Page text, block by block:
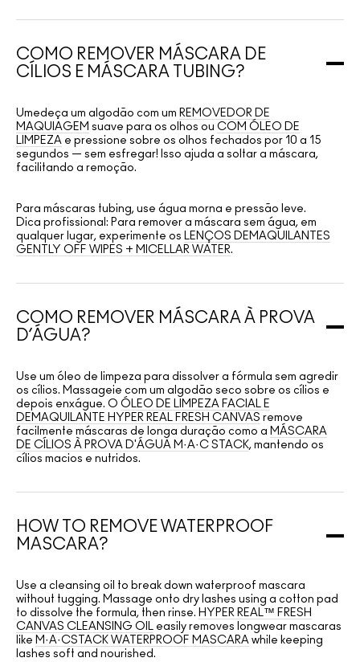
COMO REMOVER MÁSCARA DE
CÍLIOS E MÁSCARA TUBING?
Umedeça um algodão com um REMOVEDOR DE
MAQUIAGEM suave para os olhos ou COM ÓLEO DE
LIMPEZA e pressione sobre os olhos fechados por 10 a 15
segundos — sem esfregar! Isso ajuda a soltar a máscara,
facilitando a remoção.
Para máscaras tubing, use água morna e pressão leve.
Dica profissional: Para remover a máscara sem água, em
qualquer lugar, experimente os LENÇOS DEMAQUILANTES
GENTLY OFF WIPES + MICELLAR WATER.
COMO REMOVER MÁSCARA À PROVA
D’ÁGUA?
Use um óleo de limpeza para dissolver a fórmula sem agredir
os cílios. Massageie com um algodão seco sobre os cílios e
depois enxágue. O ÓLEO DE LIMPEZA FACIAL E
DEMAQUILANTE HYPER REAL FRESH CANVAS remove
facilmente máscaras de longa duração como a MÁSCARA
DE CÍLIOS À PROVA D'ÁGUA M·A·C STACK, mantendo os
cílios macios e nutridos.
HOW TO REMOVE WATERPROOF
MASCARA?
Use a cleansing oil to break down waterproof mascara
without tugging. Massage onto dry lashes using a cotton pad
to dissolve the formula, then rinse. HYPER REAL™ FRESH
CANVAS CLEANSING OIL easily removes longwear mascaras
like M·A·CSTACK WATERPROOF MASCARA while keeping
lashes soft and nourished.